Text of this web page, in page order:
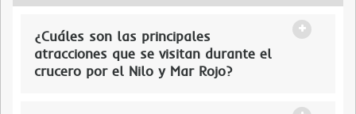
¿Cuáles son las principales
atracciones que se visitan durante el
crucero por el Nilo y Mar Rojo?